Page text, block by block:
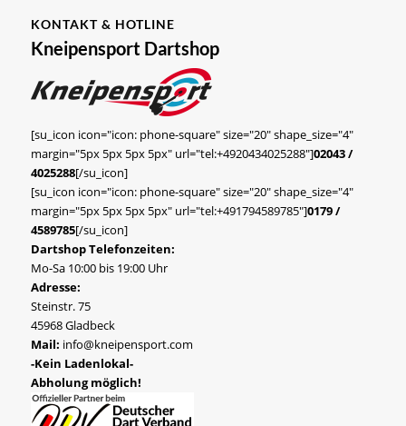
KONTAKT & HOTLINE
Kneipensport Dartshop
[su_icon icon="icon: phone-square" size="20" shape_size="4"
margin="5px 5px 5px 5px" url="tel:+4920434025288"]02043 /
4025288[/su_icon]
[su_icon icon="icon: phone-square" size="20" shape_size="4"
margin="5px 5px 5px 5px" url="tel:+491794589785"]0179 /
4589785[/su_icon]
Dartshop Telefonzeiten:
Mo-Sa 10:00 bis 19:00 Uhr
Adresse:
Steinstr. 75
45968 Gladbeck
Mail: info@kneipensport.com
-Kein Ladenlokal-
Abholung möglich!